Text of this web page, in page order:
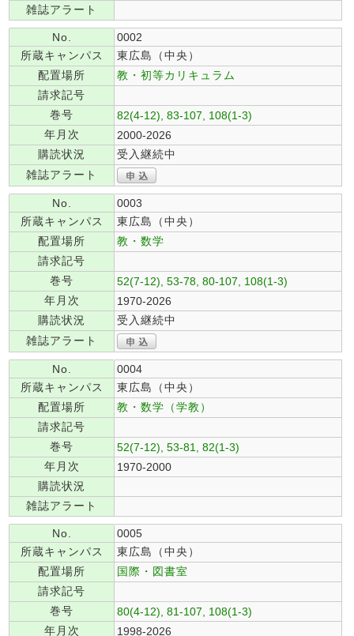
雑誌アラート
No.
0002
所蔵キャンパス
東広島（中央）
配置場所
教・初等カリキュラム
請求記号
巻号
82(4-12), 83-107, 108(1-3)
年月次
2000-2026
購読状況
受入継続中
雑誌アラート
No.
0003
所蔵キャンパス
東広島（中央）
配置場所
教・数学
請求記号
巻号
52(7-12), 53-78, 80-107, 108(1-3)
年月次
1970-2026
購読状況
受入継続中
雑誌アラート
No.
0004
所蔵キャンパス
東広島（中央）
配置場所
教・数学（学教）
請求記号
巻号
52(7-12), 53-81, 82(1-3)
年月次
1970-2000
購読状況
雑誌アラート
No.
0005
所蔵キャンパス
東広島（中央）
配置場所
国際・図書室
請求記号
巻号
80(4-12), 81-107, 108(1-3)
年月次
1998-2026